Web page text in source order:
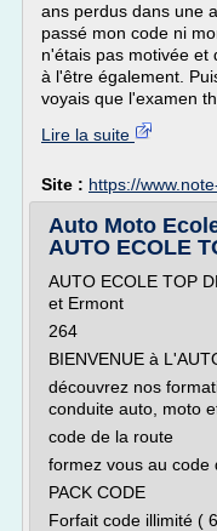
ans perdus dans une
passé mon code ni
n'étais pas motivée et
à l'être également.
voyais que l'examen
Lire la suite
Site : https://
Auto Moto
AUTO ECOLE
AUTO ECOLE TOP
et Ermont
264
BIENVENUE à
découvrez nos
conduite auto, moto
code de la route
formez vous au code
PACK CODE
Forfait code illimité (